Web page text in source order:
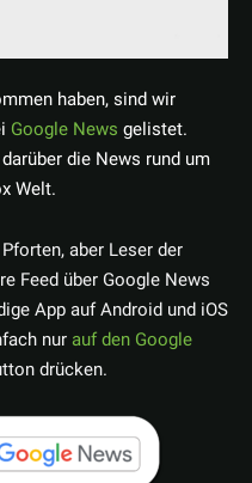
haben, sind wir
Google News gelistet.
die News rund um
Welt.
aber Leser der
Feed über Google News
App auf Android und iOS
nurauf den Google
drücken.